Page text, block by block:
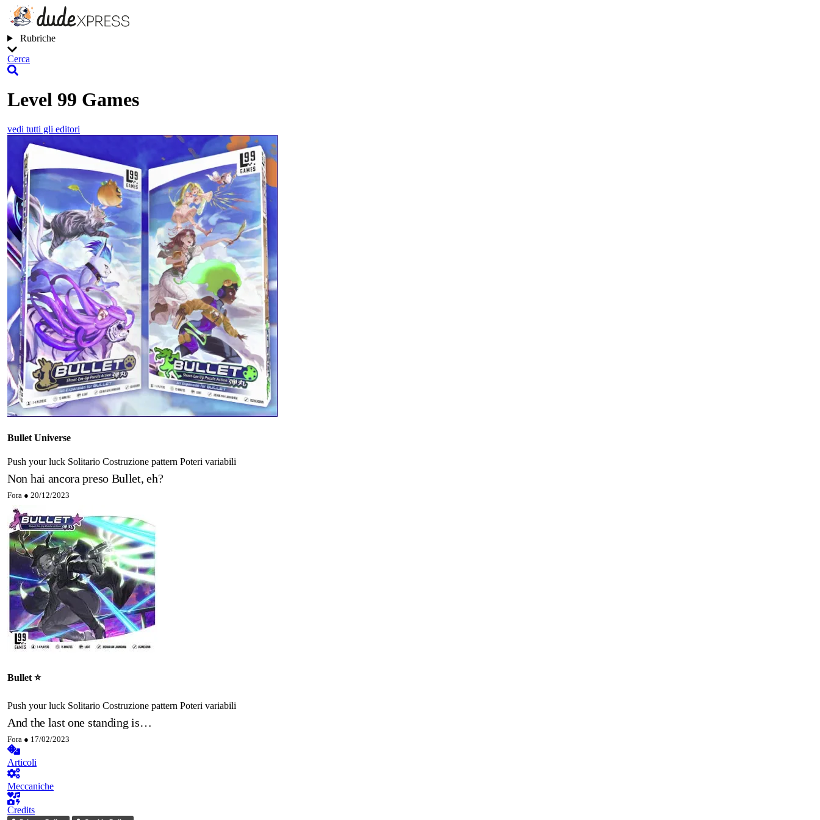
Rubriche
Cerca
Level 99 Games
vedi tutti gli editori
Bullet Universe
Push your luck Solitario Costruzione pattern Poteri variabili
Non hai ancora preso Bullet, eh?
Fora ● 20/12/2023
Bullet ⭐️
Push your luck Solitario Costruzione pattern Poteri variabili
And the last one standing is…
Fora ● 17/02/2023
Articoli
Meccaniche
Credits